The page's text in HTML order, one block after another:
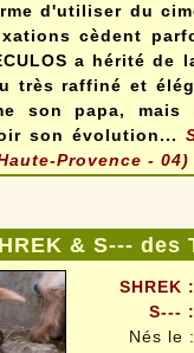
d'utiliser du
cèdent
a hérité
très raffiné et
son papa,
son évolution...
Provence - 04)
& S--- des
SHREK :
S--- :
Nés le :